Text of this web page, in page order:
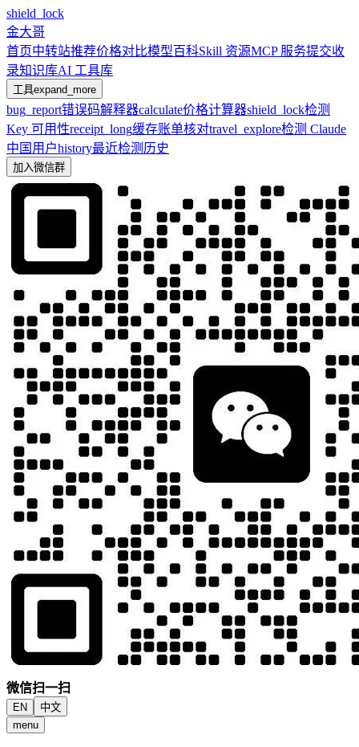
shield_lock
金大哥
首页中转站推荐价格对比模型百科Skill 资源MCP 服务提交收
录知识库AI 工具库
工具expand_more
bug_report错误码解释器calculate价格计算器shield_lock检测
Key 可用性receipt_long缓存账单核对travel_explore检测 Claude
中国用户history最近检测历史
加入微信群
微信扫一扫
EN
中文
menu